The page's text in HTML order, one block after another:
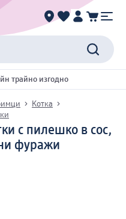
трайно изгодно
Котка
с пилешко в сос,
фуражи